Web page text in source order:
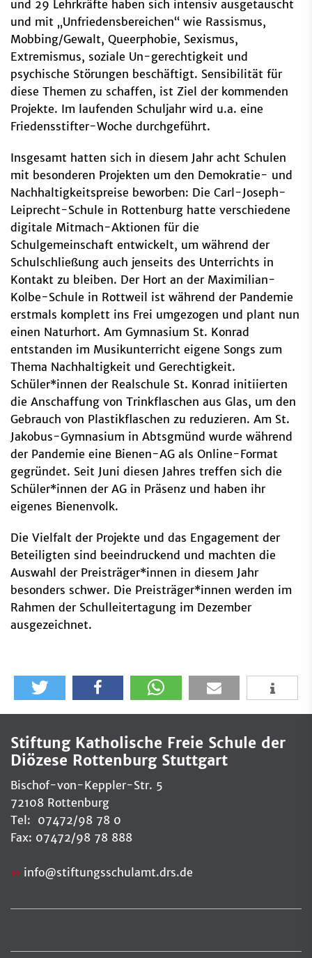
und 29 Lehrkräfte haben sich intensiv ausgetauscht
und mit „Unfriedensbereichen“ wie Rassismus,
Mobbing/Gewalt, Queerphobie, Sexismus,
Extremismus, soziale Un-gerechtigkeit und
psychische Störungen beschäftigt. Sensibilität für
diese Themen zu schaffen, ist Ziel der kommenden
Projekte. Im laufenden Schuljahr wird u.a. eine
Friedensstifter-Woche durchgeführt.
Insgesamt hatten sich in diesem Jahr acht Schulen
mit besonderen Projekten um den Demokratie- und
Nachhaltigkeitspreise beworben: Die Carl-Joseph-
Leiprecht-Schule in Rottenburg hatte verschiedene
digitale Mitmach-Aktionen für die
Schulgemeinschaft entwickelt, um während der
Schulschließung auch jenseits des Unterrichts in
Kontakt zu bleiben. Der Hort an der Maximilian-
Kolbe-Schule in Rottweil ist während der Pandemie
erstmals komplett ins Frei umgezogen und plant nun
einen Naturhort. Am Gymnasium St. Konrad
entstanden im Musikunterricht eigene Songs zum
Thema Nachhaltigkeit und Gerechtigkeit.
Schüler*innen der Realschule St. Konrad initiierten
die Anschaffung von Trinkflaschen aus Glas, um den
Gebrauch von Plastikflaschen zu reduzieren. Am St.
Jakobus-Gymnasium in Abtsgmünd wurde während
der Pandemie eine Bienen-AG als Online-Format
gegründet. Seit Juni diesen Jahres treffen sich die
Schüler*innen der AG in Präsenz und haben ihr
eigenes Bienenvolk.
Die Vielfalt der Projekte und das Engagement der
Beteiligten sind beeindruckend und machten die
Auswahl der Preisträger*innen in diesem Jahr
besonders schwer. Die Preisträger*innen werden im
Rahmen der Schulleitertagung im Dezember
ausgezeichnet.
Stiftung Katholische Freie Schule der
Diözese Rottenburg Stuttgart
Bischof-von-Keppler-Str. 5
72108 Rottenburg
Tel: 07472/98 78 0
Fax: 07472/98 78 888
info@stiftungsschulamt.drs.de